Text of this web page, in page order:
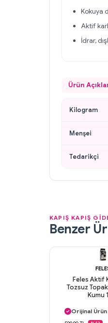
Kokuya
Aktif
İdrar,
Ürün
Kilogram
Menşei
Tedarikçi
KAPIŞ KAPIŞ
Benzer
Feles Aktif
Tozsuz
Kumu
Orijinal Ürün
Güvenli